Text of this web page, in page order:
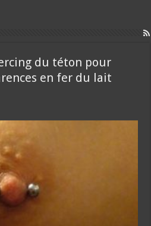
du téton pour
en fer du lait